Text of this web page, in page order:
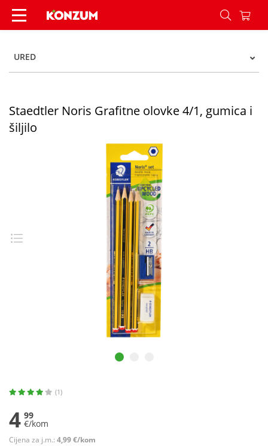
Staedtler Noris Grafitne olovke 4/1, gumica i
URED
Staedtler Noris Grafitne olovke 4/1, gumica i
šiljilo
(1)
4 99
€/kom
Cijena za j.m.: 4,99 €/kom